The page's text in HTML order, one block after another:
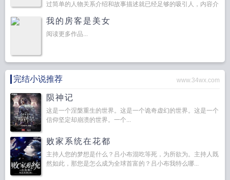
过简单的人物关系介绍和故事描述就已经足够的吸引人，内容介
我的房客是美女
阅读更多作品...
完结小说推荐 www.34wx.com
陨神记
这是一个涅槃重生的世界。这是一个诡奇虚幻的世界。这是一个
信仰坚定却崩溃的世界。一个...
败家系统在花都
主持人您的梦想是什么？吕小布混吃等死，为所欲为。主持人既
然如此，那您是怎么成为全球首富的？吕小布我特么哪...